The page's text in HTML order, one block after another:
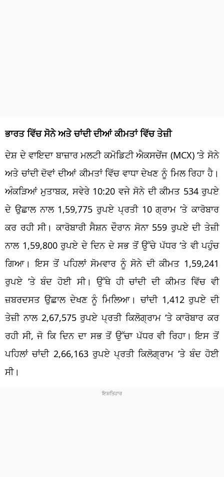
ਭਾਰਤ ਵਿੱਚ ਸੋਨੇ ਅਤੇ ਚਾਂਦੀ ਦੀਆਂ ਕੀਮਤਾਂ ਵਿੱਚ ਤੇਜ਼ੀ
ਦੇਸ਼ ਦੇ ਵਾਇਦਾ ਬਾਜ਼ਾਰ ਮਲਟੀ ਕਮੋਡਿਟੀ ਐਕਸਚੇਂਜ (MCX) ‘ਤੇ ਸੋਨੇ
ਅਤੇ ਚਾਂਦੀ ਦੋਵਾਂ ਦੀਆਂ ਕੀਮਤਾਂ ਵਿੱਚ ਵਾਧਾ ਦੇਖਣ ਨੂੰ ਮਿਲ ਰਿਹਾ ਹੈ।
ਅੰਕੜਿਆਂ ਮੁਤਾਬਕ, ਸਵੇਰੇ 10:20 ਵਜੇ ਸੋਨੇ ਦੀ ਕੀਮਤ 534 ਰੁਪਏ
ਦੇ ਉਛਾਲ ਨਾਲ 1,59,775 ਰੁਪਏ ਪ੍ਰਤੀ 10 ਗ੍ਰਾਮ ‘ਤੇ ਕਾਰੋਬਾਰ
ਕਰ ਰਹੀ ਸੀ। ਕਾਰੋਬਾਰੀ ਸੈਸ਼ਨ ਦੌਰਾਨ ਸੋਨਾ 559 ਰੁਪਏ ਦੀ ਤੇਜ਼ੀ
ਨਾਲ 1,59,800 ਰੁਪਏ ਦੇ ਦਿਨ ਦੇ ਸਭ ਤੋਂ ਉੱਚੇ ਪੱਧਰ ‘ਤੇ ਵੀ ਪਹੁੰਚ
ਗਿਆ। ਇਸ ਤੋਂ ਪਹਿਲਾਂ ਸੋਮਵਾਰ ਨੂੰ ਸੋਨੇ ਦੀ ਕੀਮਤ 1,59,241
ਰੁਪਏ ‘ਤੇ ਬੰਦ ਹੋਈ ਸੀ। ਉੱਥੇ ਹੀ ਚਾਂਦੀ ਦੀ ਕੀਮਤ ਵਿੱਚ ਵੀ
ਜ਼ਬਰਦਸਤ ਉਛਾਲ ਦੇਖਣ ਨੂੰ ਮਿਲਿਆ। ਚਾਂਦੀ 1,412 ਰੁਪਏ ਦੀ
ਤੇਜ਼ੀ ਨਾਲ 2,67,575 ਰੁਪਏ ਪ੍ਰਤੀ ਕਿਲੋਗ੍ਰਾਮ ‘ਤੇ ਕਾਰੋਬਾਰ ਕਰ
ਰਹੀ ਸੀ, ਜੋ ਕਿ ਦਿਨ ਦਾ ਸਭ ਤੋਂ ਉੱਚਾ ਪੱਧਰ ਵੀ ਰਿਹਾ। ਇਸ ਤੋਂ
ਪਹਿਲਾਂ ਚਾਂਦੀ 2,66,163 ਰੁਪਏ ਪ੍ਰਤੀ ਕਿਲੋਗ੍ਰਾਮ ‘ਤੇ ਬੰਦ ਹੋਈ
ਸੀ।